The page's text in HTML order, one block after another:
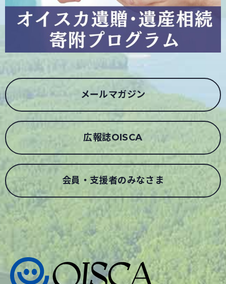
メールマガジン
広報誌OISCA
会員・支援者のみなさま